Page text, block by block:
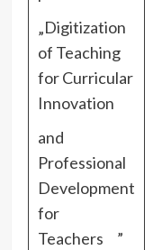
„Digitization
of Teaching
for Curricular
Innovation
and
Professional
Development
for
Teachers ”